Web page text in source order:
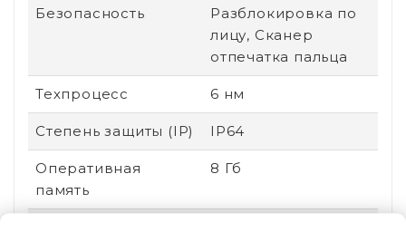
Безопасность
Разблокировка по
лицу, Сканер
отпечатка пальца
Техпроцесс 6 нм
Степень защиты (IP) IP64
Оперативная
память
8 Гб